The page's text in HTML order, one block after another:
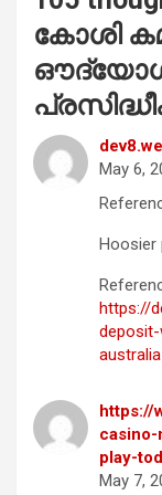
കോശി
May 6,
Hoosier
https://
https://
play-
May 7,